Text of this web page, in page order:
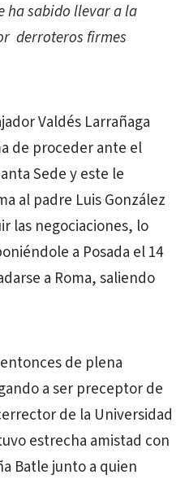
ha sabido llevar a la
derroteros firmes
Valdés Larrañaga
de proceder ante el
Sede y este le
al padre Luis González
las negociaciones, lo
a Posada el 14
a Roma, saliendo
de plena
a ser preceptor de
de la Universidad
estrecha amistad con
Batle junto a quien